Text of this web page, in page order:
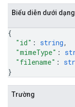
Biểu diễn dưới
{
"id" : string,
"mimeType" :
"filename" :
}
Trường